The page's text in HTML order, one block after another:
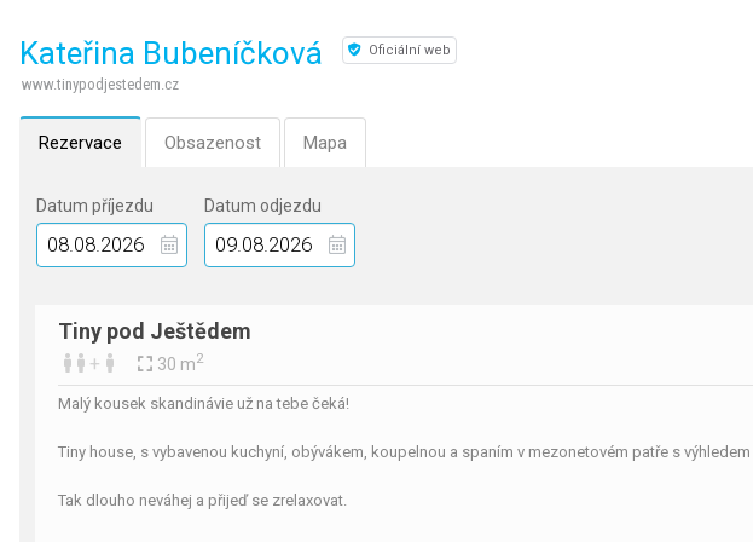
Kateřina Bubeníčková Oficiální web
www.tinypodjestedem.cz
Rezervace Obsazenost Mapa
Datum příjezdu Datum odjezdu
Tiny pod Ještědem
+ 30 m2
Malý kousek skandinávie už na tebe čeká!
Tiny house, s vybavenou kuchyní, obývákem, koupelnou a spaním v mezonetovém patře s
Tak dlouho neváhej a přijeď se zrelaxovat.